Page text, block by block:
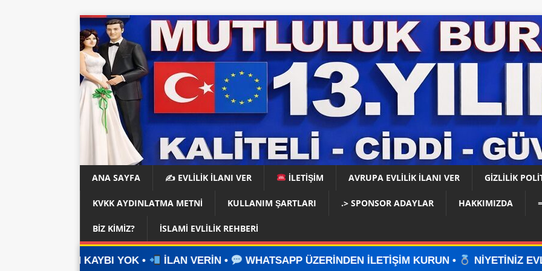
ANA SAYFA ✍️ EVLİLİK İLANI VER İLETİŞİM AVRUPA EVLİLİK İLANI VER GIZLILIK
KVKK AYDINLATMA METNI KULLANIM ŞARTLARI .> SPONSOR ADAYLAR HAKKIMIZDA
BIZ KIMIZ? İSLAMI EVLILIK REHBERI
İLAN VERİN • WHATSAPP ÜZERİNDEN İLETİŞİM KURUN • NİYETİNİZ EVLİLİKSE, DOĞRU